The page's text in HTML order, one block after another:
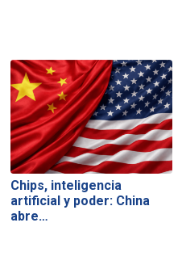
Chips, inteligencia
artificial y poder: China
abre…